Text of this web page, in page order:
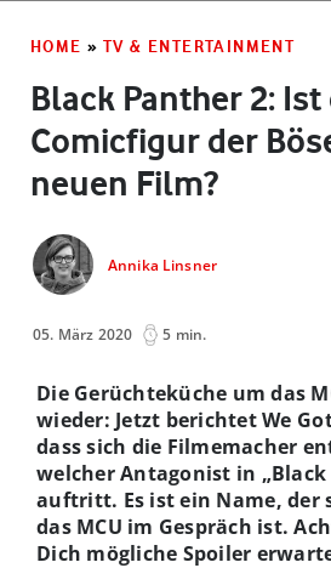
HOME » TV & ENTERTAINMENT
Black Panther 2: Ist
Comicfigur der
neuen Film?
Annika Linsner
05. März 2020 5 min.
Die Gerüchteküche um das
wieder: Jetzt berichtet We
dass sich die Filmemacher
welcher Antagonist in „Black
auftritt. Es ist ein Name, der
das MCU im Gespräch ist.
Dich mögliche Spoiler